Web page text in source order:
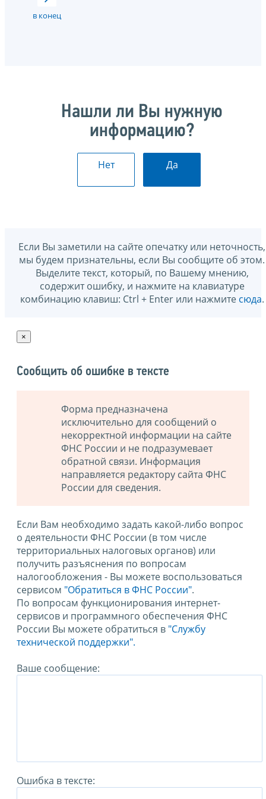
в конец
Нашли ли Вы нужную
информацию?
Нет Да
Если Вы заметили на сайте опечатку или неточность,
мы будем признательны, если Вы сообщите об этом.
Выделите текст, который, по Вашему мнению,
содержит ошибку, и нажмите на клавиатуре
комбинацию клавиш: Ctrl + Enter или нажмите сюда.
×
Сообщить об ошибке в тексте
Форма предназначена
исключительно для сообщений о
некорректной информации на сайте
ФНС России и не подразумевает
обратной связи. Информация
направляется редактору сайта ФНС
России для сведения.
Если Вам необходимо задать какой-либо вопрос
о деятельности ФНС России (в том числе
территориальных налоговых органов) или
получить разъяснения по вопросам
налогообложения - Вы можете воспользоваться
сервисом "Обратиться в ФНС России".
По вопросам функционирования интернет-
сервисов и программного обеспечения ФНС
России Вы можете обратиться в "Службу
технической поддержки".
Ваше сообщение:
Ошибка в тексте: